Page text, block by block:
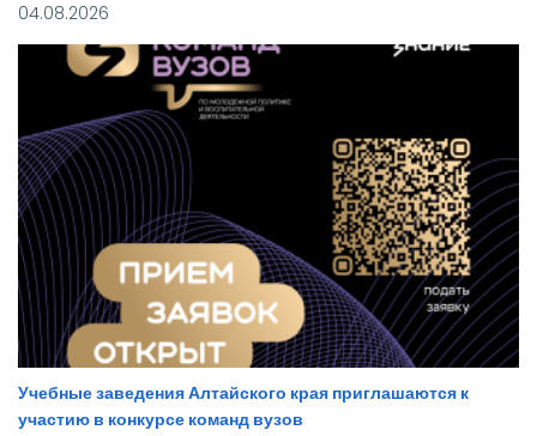
непростой путь! Ваше место в нашей дружной семье уже
забронировано.
04.08.2026
Учебные заведения Алтайского края приглашаются к
участию в конкурсе команд вузов